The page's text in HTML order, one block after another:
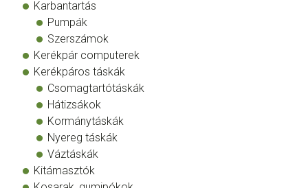
Karbantartás
Pumpák
Szerszámok
Kerékpár computerek
Kerékpáros táskák
Csomagtartótáskák
Hátizsákok
Kormánytáskák
Nyereg táskák
Váztáskák
Kitámasztók